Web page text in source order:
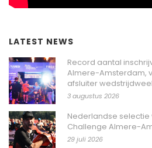
LATEST NEWS
Record aantal
Almere-Amsterdam,
afsluiter
3 augustus 2026
Nederlandse selectie
Challenge Almere-
29 juli 2026